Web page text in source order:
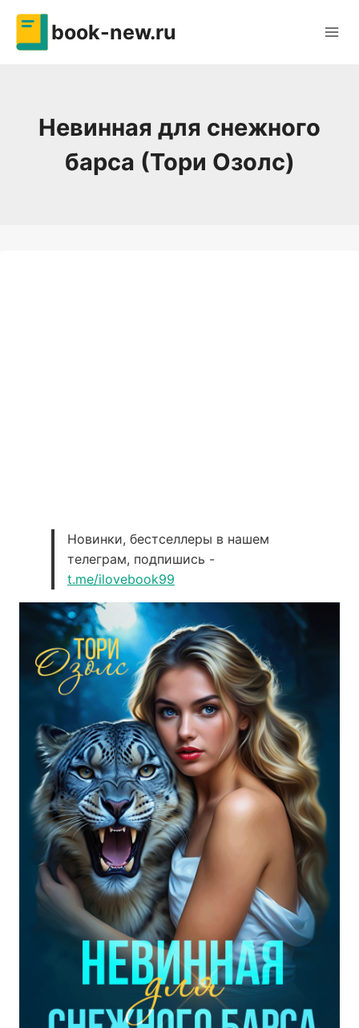
Перейти
содержимому
book-new.ru
Невинная для снежного
барса (Тори Озолс)
Новинки, бестселлеры в нашем
телеграм, подпишись -
t.me/ilovebook99